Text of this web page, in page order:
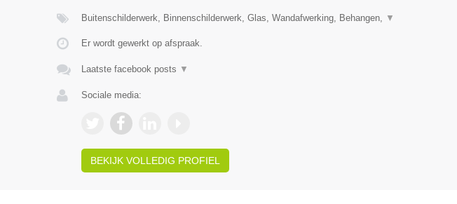
Buitenschilderwerk, Binnenschilderwerk, Glas, Wandafwerking, Behangen, ▼
Er wordt gewerkt op afspraak.
Laatste facebook posts ▼
Sociale media:
BEKIJK VOLLEDIG PROFIEL